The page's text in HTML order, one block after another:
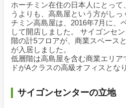
ホーチミン在住の日本人にとっ
うよりも、高島屋という方がし
チミン高島屋は、2016年7月に、
して開店しました。 サイゴンセ
階の計5フロアが、商業スペース
が入居しました。
低層階は高島屋を含む商業エリア
ドがAクラスの高級オフィスとな
サイゴンセンターの立地